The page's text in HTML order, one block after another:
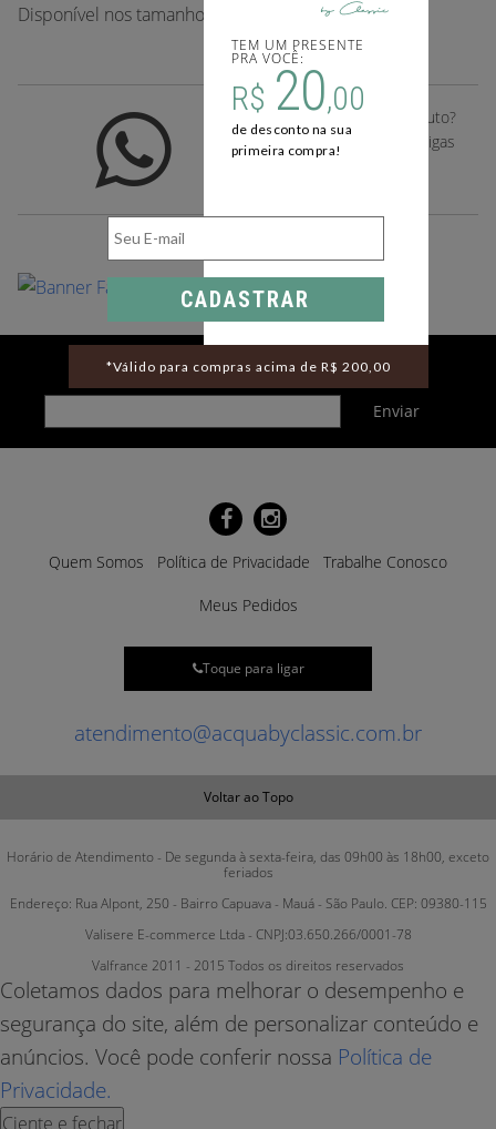
TEM UM PRESENTE
PRA VOCÊ:
R$ 20,00
de desconto na sua
primeira compra!
CADASTRAR
*Válido para compras acima de R$ 200,00
Disponível nos tamanhos: PP, P, M, G e GG.
Gostou deste desse produto?
Compartilhe com suas amigas
Cadastre-se para receber novidades por e-mail
Quem Somos Política de Privacidade Trabalhe Conosco
Meus Pedidos
Toque para ligar
atendimento@acquabyclassic.com.br
Voltar ao Topo
Horário de Atendimento - De segunda à sexta-feira, das 09h00 às 18h00, exceto
feriados
Endereço: Rua Alpont, 250 - Bairro Capuava - Mauá - São Paulo. CEP: 09380-115
Valisere E-commerce Ltda - CNPJ:03.650.266/0001-78
Valfrance 2011 - 2015 Todos os direitos reservados
Coletamos dados para melhorar o desempenho e
segurança do site, além de personalizar conteúdo e
anúncios. Você pode conferir nossa Política de
Privacidade.
Ciente e fechar